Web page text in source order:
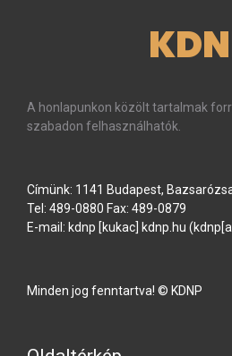
A honlapunkon közölt tartalmak
szabadon felhasználhatók.
Címünk: 1141 Budapest,
Tel: 489-0880 Fax: 489-0879
E-mail: kdnp [kukac] kdnp.hu
Minden jog fenntartva! © KDNP